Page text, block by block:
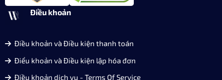
Điều khoản
Điều khoản và Điều kiện thanh toán
Điểu khoản và Điều kiện lập hóa đơn
Điều khoản dịch vụ - Terms Of Service